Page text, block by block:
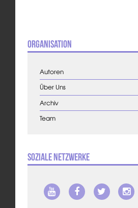
Organisation
Autoren
Über Uns
Archiv
Team
Soziale Netzwerke